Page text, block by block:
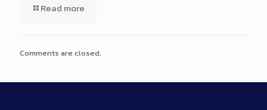
Read more
Comments are closed.